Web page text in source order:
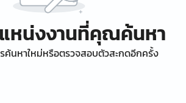
หน่งงานที่คุณค้นหา
ค้นหาใหม่หรือตรวจสอบตัวสะกดอีกครั้ง